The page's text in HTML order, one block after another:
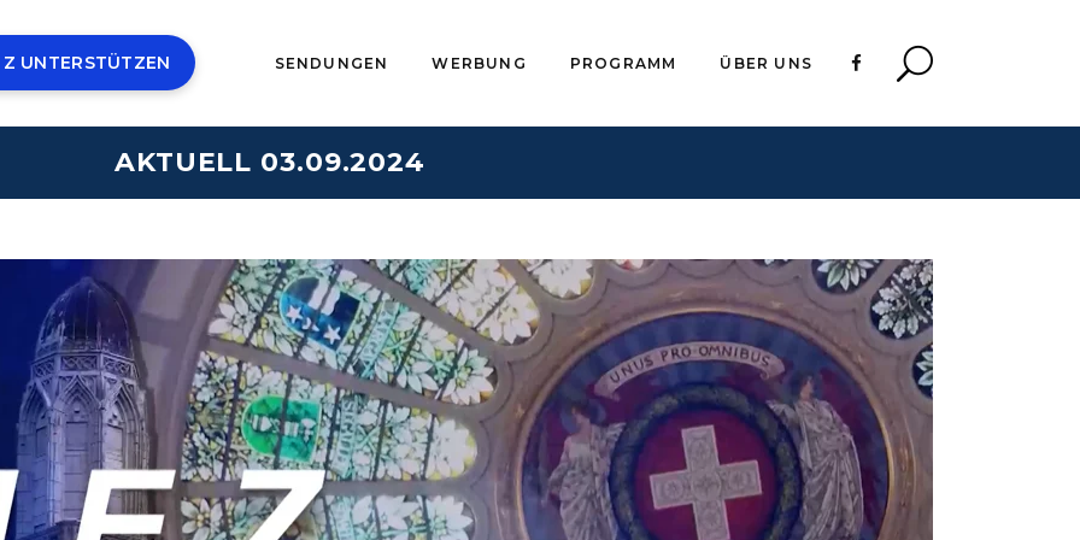
UNTERSTÜTZEN SENDUNGEN WERBUNG PROGRAMM ÜBER UNS
AKTUELL 03.09.2024